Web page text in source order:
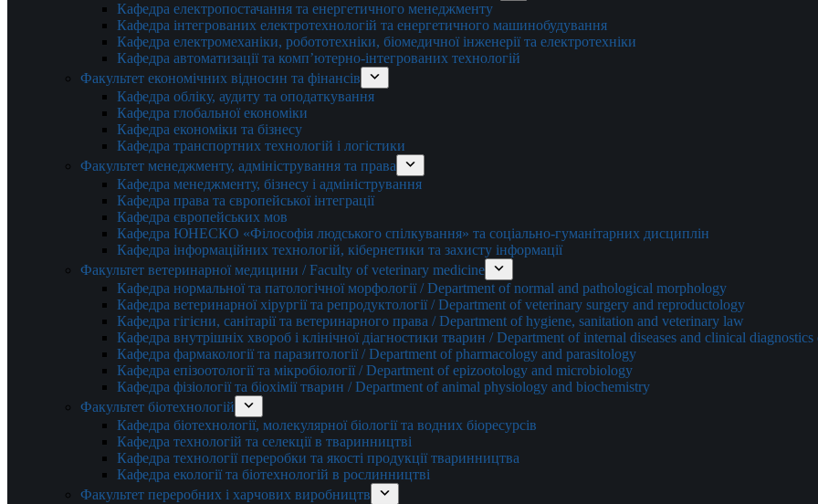
Кафедра електропостачання та енергетичного менеджменту
Кафедра інтегрованих електротехнологій та енергетичного машинобудування
Кафедра електромеханіки, робототехніки, біомедичної інженерії та електротехніки
Кафедра автоматизації та комп’ютерно-інтегрованих технологій
Факультет економічних відносин та фінансів
Кафедра обліку, аудиту та оподаткування
Кафедра глобальної економіки
Кафедра економіки та бізнесу
Кафедра транспортних технологій і логістики
Факультет менеджменту, адміністрування та права
Кафедра менеджменту, бізнесу і адміністрування
Кафедра права та європейської інтеграції
Кафедра європейських мов
Кафедра ЮНЕСКО «Філософія людського спілкування» та соціально-гуманітарних дисциплін
Кафедра інформаційних технологій, кібернетики та захисту інформації
Факультет ветеринарної медицини / Faculty of veterinary medicine
Кафедра нормальної та патологічної морфології / Department of normal and pathological morphology
Кафедра ветеринарної хірургії та репродуктології / Department of veterinary surgery and reproductology
Кафедра гігієни, санітарії та ветеринарного права / Department of hygiene, sanitation and veterinary law
Кафедра внутрішніх хвороб і клінічної діагностики тварин / Department of internal diseases and clinical
Кафедра фармакології та паразитології / Department of pharmacology and parasitology
Кафедра епізоотології та мікробіології / Department of epizootology and microbiology
Кафедра фізіології та біохімії тварин / Department of animal physiology and biochemistry
Факультет біотехнологій
Кафедра біотехнології, молекулярної біології та водних біоресурсів
Кафедра технологій та селекції в тваринництві
Кафедра технології переробки та якості продукції тваринництва
Кафедра екології та біотехнологій в рослинництві
Факультет переробних і харчових виробництв